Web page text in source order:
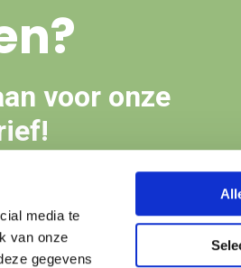
media te
van onze
gegevens
voor onze